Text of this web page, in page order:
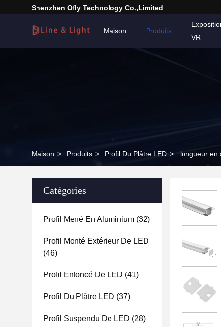
Shenzhen Ofly Technology Co.,Limited
Maison Produits
VR
Maison > Produits > Profil Du Plâtre LED > longueur en
Catégories
Profil Mené En Aluminium (32)
Profil Monté Extérieur De LED
(46)
Profil Enfoncé De LED (41)
Profil Du Plâtre LED (37)
Profil Suspendu De LED (28)